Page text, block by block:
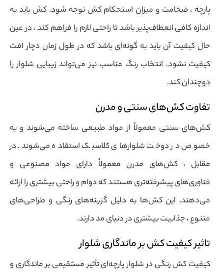
پارچه ، ضخامت و میزان استحکام کش توجه شود. کش باید به
اندازه کافی انعطاف‌پذیر باشد تا راحتی لازم را فراهم کند ، در عین
حال کیفیت آن باید به گونه‌ای باشد که در طول زمان دچار افت
کیفیت نشود. انتخاب رنگ مناسب نیز می‌تواند زیبایی شلوار را
دوچندان کند.
تفاوت کش‌های سنتی و مدرن
کش‌های سنتی معمولاً از مواد طبیعی ساخته می‌شوند و به
خصوص در دوخت شلوارهای کلاسیک استفاده می‌شوند. در
مقابل ، کش‌های مدرن معمولاً دارای مواد مصنوعی و
فناوری‌های پیشرفته‌تری هستند که دوام و راحتی بیشتری را ارائه
می‌دهند. این کش‌ها به دلیل گزینه‌های رنگی و طراحی‌های
متنوع ، جذابیت بیشتری در دنیای مد دارند.
تاثیر کیفیت کش بر ماندگاری شلوار
کیفیت کش رنگی در شلوار پارچه‌ای تأثیر مستقیمی بر ماندگاری و